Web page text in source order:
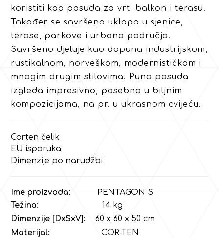
koristiti kao posuda za vrt, balkon i terasu.
Također se savršeno uklapa u sjenice,
terase, parkove i urbana područja.
Savršeno djeluje kao dopuna industrijskom,
rustikalnom, norveškom, modernističkom i
mnogim drugim stilovima. Puna posuda
izgleda impresivno, posebno u biljnim
kompozicijama, na pr. u ukrasnom cvijeću.
Corten čelik
EU isporuka
Dimenzije po narudžbi
Ime proizvoda:
PENTAGON S
Težina:
14 kg
Dimenzije [DxŠxV]:
60 x 60 x 50 cm
Materijal:
COR-TEN